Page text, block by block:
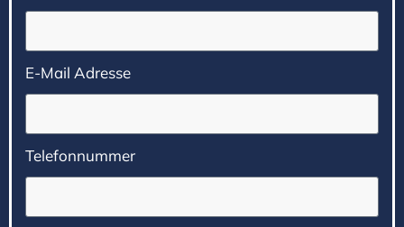
E-Mail Adresse
Telefonnummer